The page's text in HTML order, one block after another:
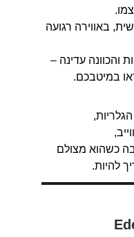
באווירה רגועה
והכוונה עדינה –
במיטבכם.
כשהוא מצולם
להיות.